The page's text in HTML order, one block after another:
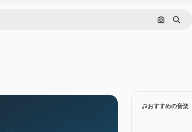
画像で検索
検索
おすすめの音楽